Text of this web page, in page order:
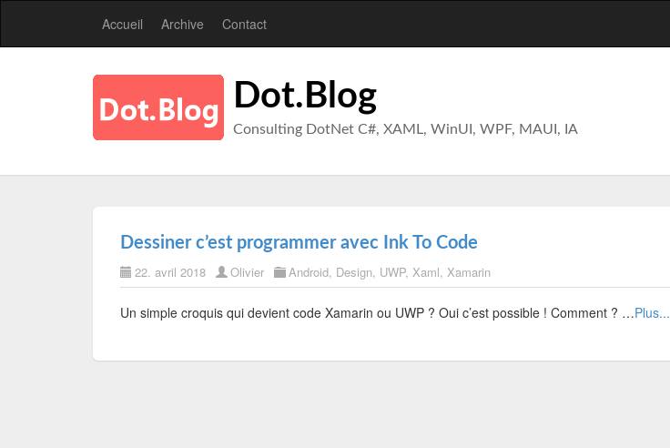
Accueil Archive Contact
Dot.Blog
Consulting DotNet C#, XAML, WinUI, WPF, MAUI, IA
Dessiner c’est programmer avec Ink To Code
22. avril 2018 Olivier Android, Design, UWP, Xaml, Xamarin
Un simple croquis qui devient code Xamarin ou UWP ? Oui c’est possible ! Comment ? …Plus...